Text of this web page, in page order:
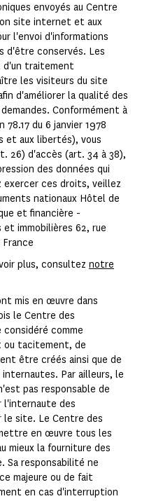
envoyés au Centre
site internet et aux
l'envoi d'informations
d'être conservés. Les
d'un traitement
les visiteurs du site
d'améliorer la qualité des
Conformément à
du 6 janvier 1978
et aux libertés), vous
26) d'accès (art. 34 à 38),
des données qui
exercer ces droits, veillez
nationaux Hôtel de
et financière -
immobilières 62, rue
plus, consultez notre
mis en œuvre dans
le Centre des
comme
ou tacitement, de
être créés ainsi que de
Par ailleurs, le
pas responsable de
l'internaute des
le site. Le Centre des
en œuvre tous les
mieux la fourniture des
Sa responsabilité ne
majeure ou de fait
en cas d'interruption